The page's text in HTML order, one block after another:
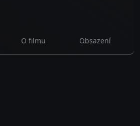
O filmu Obsazení